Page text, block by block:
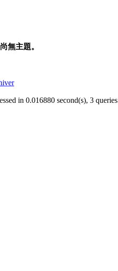
無主題。
in 0.016880 second(s), 3 queries